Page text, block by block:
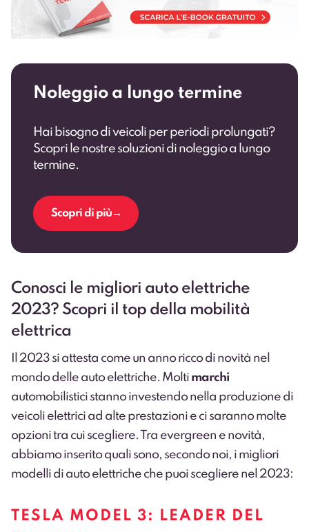
Noleggio a lungo termine
Hai bisogno di veicoli per periodi prolungati?
Scopri le nostre soluzioni di noleggio a lungo
termine.
Scopri di più
Conosci le migliori auto elettriche
2023? Scopri il top della mobilità
elettrica
Il 2023 si attesta come un anno ricco di novità nel
mondo delle auto elettriche. Molti marchi
automobilistici stanno investendo nella produzione di
veicoli elettrici ad alte prestazioni e ci saranno molte
opzioni tra cui scegliere. Tra evergreen e novità,
abbiamo inserito quali sono, secondo noi, i migliori
modelli di auto elettriche che puoi scegliere nel 2023:
TESLA MODEL 3: LEADER DEL